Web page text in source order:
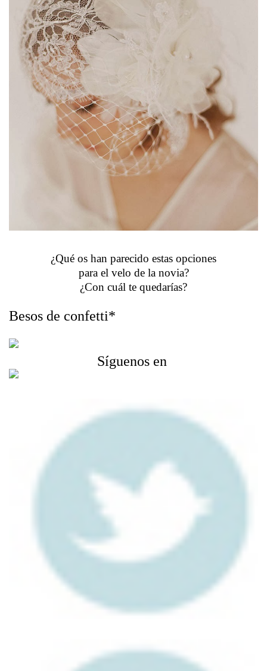
¿Qué os han parecido estas opciones
para el velo de la novia?
¿Con cuál te quedarías?
Besos de confetti*
Síguenos en